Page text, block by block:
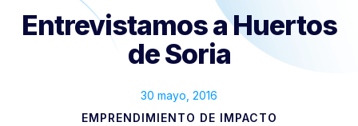
Entrevistamos a Huertos
de Soria
30 mayo, 2016
EMPRENDIMIENTO DE IMPACTO